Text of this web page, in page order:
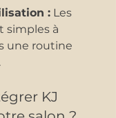
: Les
simples à
une routine
KJ